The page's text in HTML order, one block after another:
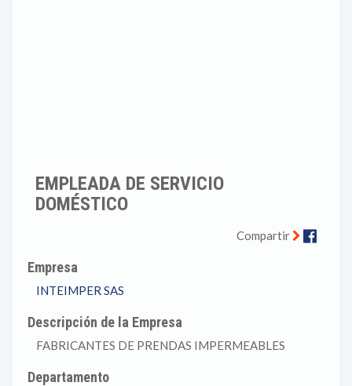
EMPLEADA DE SERVICIO
DOMÉSTICO
Compartir
Empresa
INTEIMPER SAS
Descripción de la Empresa
FABRICANTES DE PRENDAS IMPERMEABLES
Departamento